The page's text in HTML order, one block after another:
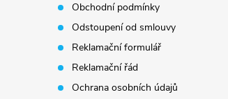
Obchodní podmínky
Odstoupení od smlouvy
Reklamační formulář
Reklamační řád
Ochrana osobních údajů